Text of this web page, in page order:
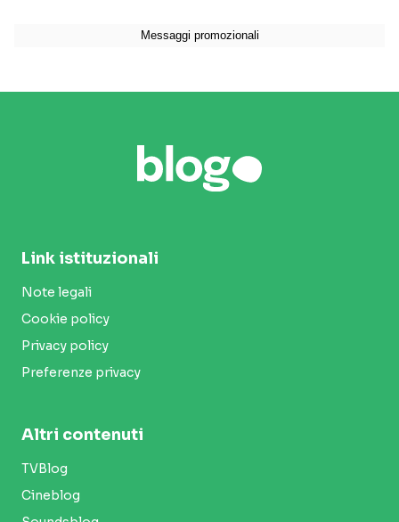
Link istituzionali
Note legali
Cookie policy
Privacy policy
Preferenze privacy
Altri contenuti
TVBlog
Cineblog